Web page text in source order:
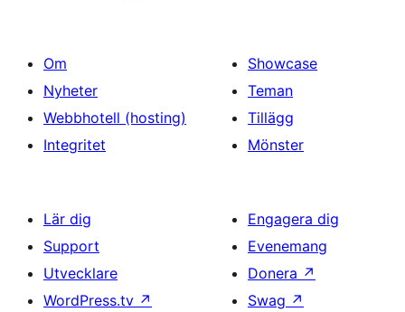
Om
Nyheter
Webbhotell (hosting)
Integritet
Showcase
Teman
Tillägg
Mönster
Lär dig
Support
Utvecklare
WordPress.tv ↗
Engagera dig
Evenemang
Donera ↗
Swag ↗